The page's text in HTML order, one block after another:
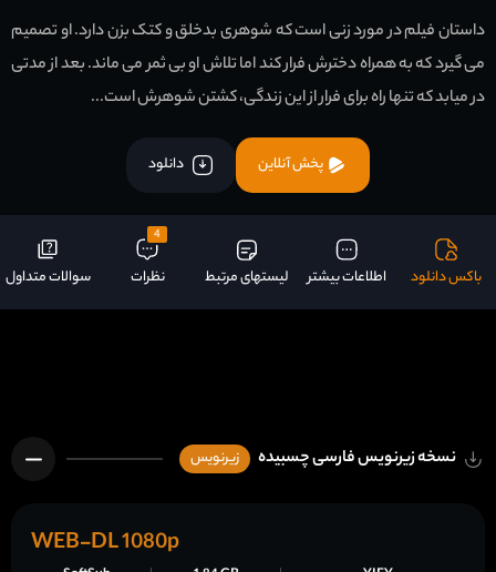
داستان فیلم در مورد زنی است که شوهری بدخلق و کتک بزن دارد. او تصمیم
می گیرد که به همراه دخترش فرار کند اما تلاش او بی ثمر می ماند. بعد از مدتی
در میابد که تنها راه برای فرار از این زندگی، کشتن شوهرش است...
پخش آنلاین دانلود
باکس دانلود اطلاعات بیشتر لیستهای مرتبط
4
نظرات سوالات متداول
نسخه زیرنویس فارسی چسبیده زیرنویس
WEB-DL 1080p